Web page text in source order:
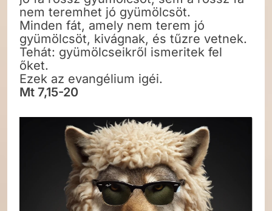
nem teremhet jó gyümölcsöt.
Minden fát, amely nem terem jó
gyümölcsöt, kivágnak, és tűzre vetnek.
Tehát: gyümölcseikről ismeritek fel
őket.
Ezek az evangélium igéi.
Mt 7,15-20